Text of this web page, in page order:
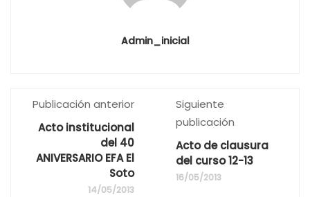
Admin_inicial
Publicación anterior
Acto institucional
del 40
ANIVERSARIO EFA El
Soto
14/05/2013
Siguiente
publicación
Acto de clausura
del curso 12-13
16/05/2013